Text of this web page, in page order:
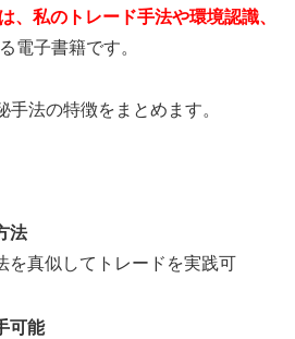
、私のトレード手法や環境認識、
電子書籍です。
手法の特徴をまとめます。
法
を真似してトレードを実践可
可能